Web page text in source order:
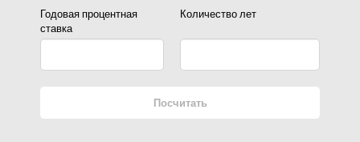
Годовая процентная
ставка
Количество лет
Посчитать